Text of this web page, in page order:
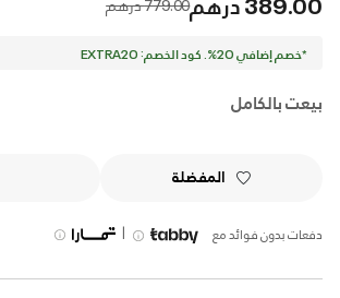
779.00 درهم
*خصم إضافي 20%. كود الخصم: EXTRA20
بيعت بالكامل
المفضلة
دفعات بدون فوائد مع |